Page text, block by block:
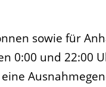
sowie für
0:00 und 22:00